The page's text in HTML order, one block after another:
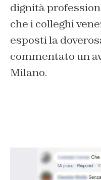
dignità
che i colleghi
esposti la
commentato un
Milano.